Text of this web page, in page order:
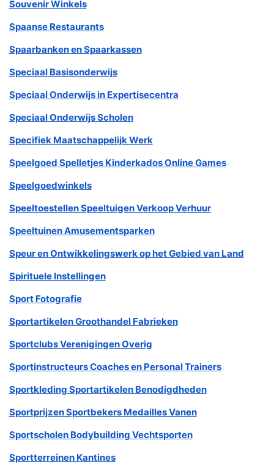
Souvenir Winkels
Spaanse Restaurants
Spaarbanken en Spaarkassen
Speciaal Basisonderwijs
Speciaal Onderwijs in Expertisecentra
Speciaal Onderwijs Scholen
Specifiek Maatschappelijk Werk
Speelgoed Spelletjes Kinderkados Online Games
Speelgoedwinkels
Speeltoestellen Speeltuigen Verkoop Verhuur
Speeltuinen Amusementsparken
Speur en Ontwikkelingswerk op het Gebied van Land
Spirituele Instellingen
Sport Fotografie
Sportartikelen Groothandel Fabrieken
Sportclubs Verenigingen Overig
Sportinstructeurs Coaches en Personal Trainers
Sportkleding Sportartikelen Benodigdheden
Sportprijzen Sportbekers Medailles Vanen
Sportscholen Bodybuilding Vechtsporten
Sportterreinen Kantines